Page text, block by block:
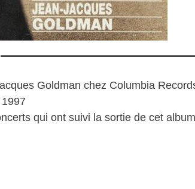
Goldman chez Columbia
qui ont suivi la sortie de cet